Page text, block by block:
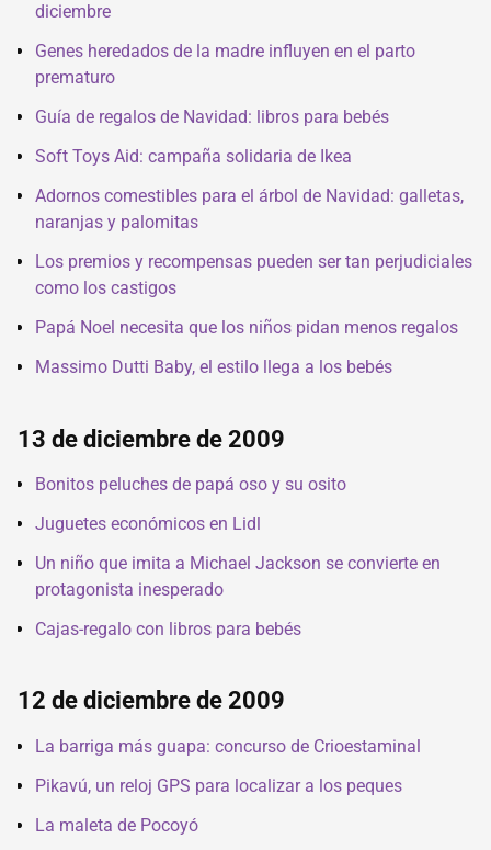
diciembre
Genes heredados de la madre influyen en el parto
prematuro
Guía de regalos de Navidad: libros para bebés
Soft Toys Aid: campaña solidaria de Ikea
Adornos comestibles para el árbol de Navidad: galletas,
naranjas y palomitas
Los premios y recompensas pueden ser tan perjudiciales
como los castigos
Papá Noel necesita que los niños pidan menos regalos
Massimo Dutti Baby, el estilo llega a los bebés
13 de diciembre de 2009
Bonitos peluches de papá oso y su osito
Juguetes económicos en Lidl
Un niño que imita a Michael Jackson se convierte en
protagonista inesperado
Cajas-regalo con libros para bebés
12 de diciembre de 2009
La barriga más guapa: concurso de Crioestaminal
Pikavú, un reloj GPS para localizar a los peques
La maleta de Pocoyó